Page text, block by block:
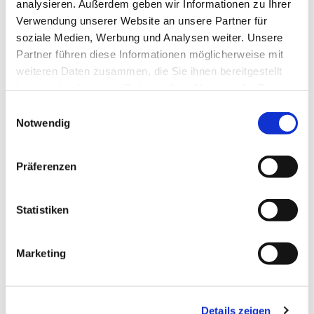
analysieren. Außerdem geben wir Informationen zu Ihrer
Verwendung unserer Website an unsere Partner für
soziale Medien, Werbung und Analysen weiter. Unsere
Partner führen diese Informationen möglicherweise mit
weiteren Daten zusammen, die Sie ihnen bereitgestellt
Notwendig
Präferenzen
Statistiken
Marketing
Details zeigen